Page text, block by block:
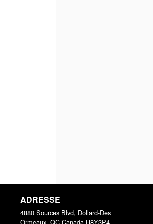
ADRESSE
4880 Sources Blvd, Dollard-Des